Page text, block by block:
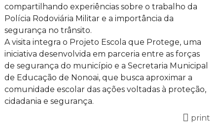
compartilhando experiências sobre o trabalho da
Polícia Rodoviária Militar e a importância da
segurança no trânsito.
A visita integra o Projeto Escola que Protege, uma
iniciativa desenvolvida em parceria entre as forças
de segurança do município e a Secretaria Municipal
de Educação de Nonoai, que busca aproximar a
comunidade escolar das ações voltadas à proteção,
cidadania e segurança.
print